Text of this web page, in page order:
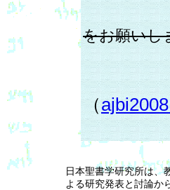
をお願いし
お問
（
日本聖書学研究所は、
よる研究発表と討論か